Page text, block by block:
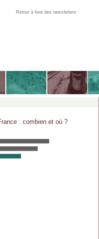
Retour à liste des newsletters
: combien et où ?